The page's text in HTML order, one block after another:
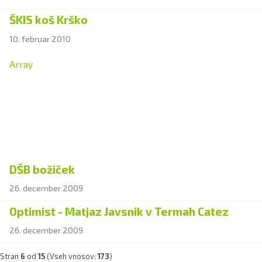
ŠKIS koš Krško
10. februar 2010
Array
DŠB božiček
26. december 2009
Optimist - Matjaz Javsnik v Termah Catez
26. december 2009
Stran 6 od15(Vseh vnosov:173)